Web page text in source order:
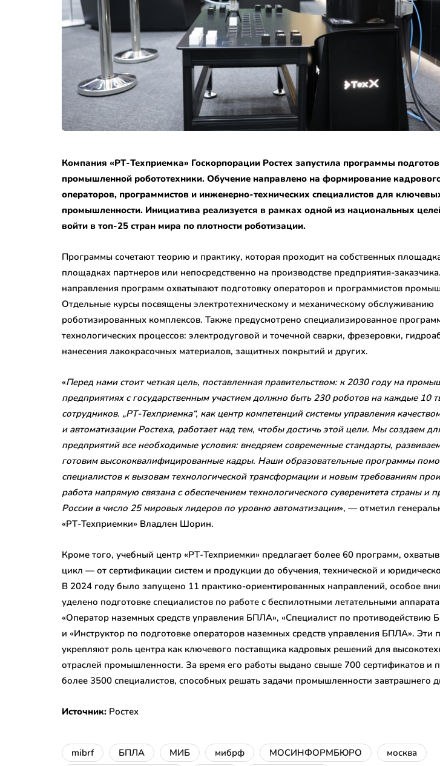
Компания «РТ-Техприемка» Госкорпорации Ростех запустила программы
промышленной робототехники. Обучение направлено на формирование
операторов, программистов и инженерно-технических специалистов для
промышленности. Инициатива реализуется в рамках одной из национальных
войти в топ-25 стран мира по плотности роботизации.
Программы сочетают теорию и практику, которая проходит на собственных
площадках партнеров или непосредственно на производстве предприятия-
направления программ охватывают подготовку операторов и программистов
Отдельные курсы посвящены электротехническому и механическому обслуживанию
роботизированных комплексов. Также предусмотрено специализированное
технологических процессов: электродуговой и точечной сварки, фрезеровки,
нанесения лакокрасочных материалов, защитных покрытий и других.
«Перед нами стоит четкая цель, поставленная правительством: к 2030 году на
предприятиях с государственным участием должно быть 230 роботов на каждые 10
сотрудников. „РТ-Техприемка“, как центр компетенций системы управления
и автоматизации Ростеха, работает над тем, чтобы достичь этой цели. Мы создаем
предприятий все необходимые условия: внедряем современные стандарты,
готовим высококвалифицированные кадры. Наши образовательные программы
специалистов к вызовам технологической трансформации и новым требованиям
работа напрямую связана с обеспечением технологического суверенитета страны и
России в число 25 мировых лидеров по уровню автоматизации», — отметил
«РТ-Техприемки» Владлен Шорин.
Кроме того, учебный центр «РТ-Техприемки» предлагает более 60 программ,
цикл — от сертификации систем и продукции до обучения, технической и
В 2024 году было запущено 11 практико-ориентированных направлений, особое
уделено подготовке специалистов по работе с беспилотными летательными
«Оператор наземных средств управления БПЛА», «Специалист по противодействию
и «Инструктор по подготовке операторов наземных средств управления БПЛА». Эти
укрепляют роль центра как ключевого поставщика кадровых решений для
отраслей промышленности. За время его работы выдано свыше 700 сертификатов и
более 3500 специалистов, способных решать задачи промышленности завтрашнего
Источник: Ростех
mibrf БПЛА МИБ мибрф МОСИНФОРМБЮРО
москва